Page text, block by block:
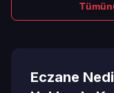
Eczane